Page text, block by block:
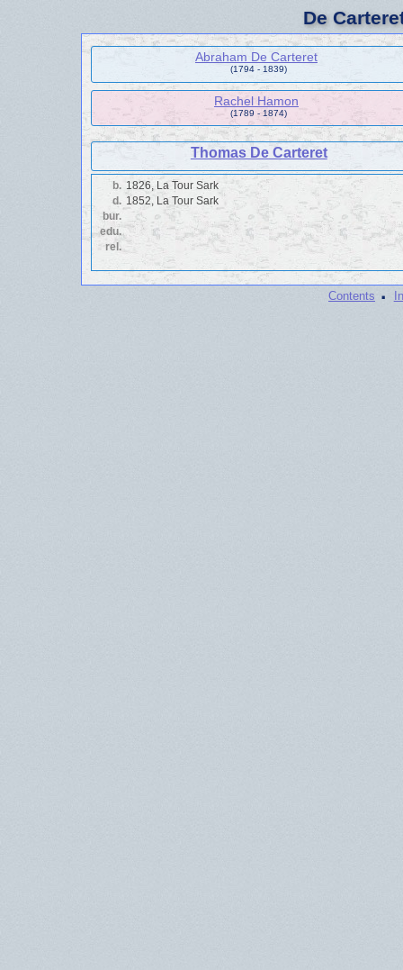
De
Abraham De Carteret
(1794 - 1839)
Rachel Hamon
(1789 - 1874)
Thomas De Carteret
b. 1826, La Tour Sark
d. 1852, La Tour Sark
bur.
edu.
rel.
Contents ·